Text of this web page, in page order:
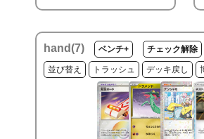
hand(7) ベンチ+ チェック解除
並び替え トラッシュ デッキ戻し